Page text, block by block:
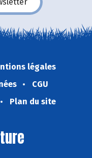
légales
CGU
Plan du site